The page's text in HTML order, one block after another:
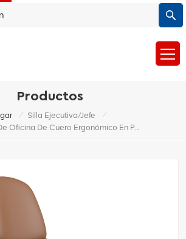
Productos
/ Silla Ejecutiva/jefe
/
S03B Silla De Oficina De Cuero Ergonómico En Pleno Espalda: El Estilo Se Encuentra Con La Comodidad